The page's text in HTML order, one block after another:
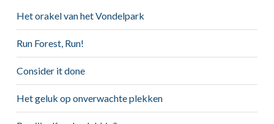
Het orakel van het Vondelpark
Run Forest, Run!
Consider it done
Het geluk op onverwachte plekken